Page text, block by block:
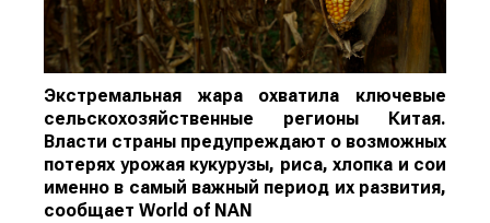
Экстремальная жара охватила ключевые
сельскохозяйственные регионы Китая.
Власти страны предупреждают о возможных
потерях урожая кукурузы, риса, хлопка и сои
именно в самый важный период их развития,
сообщает World of NAN